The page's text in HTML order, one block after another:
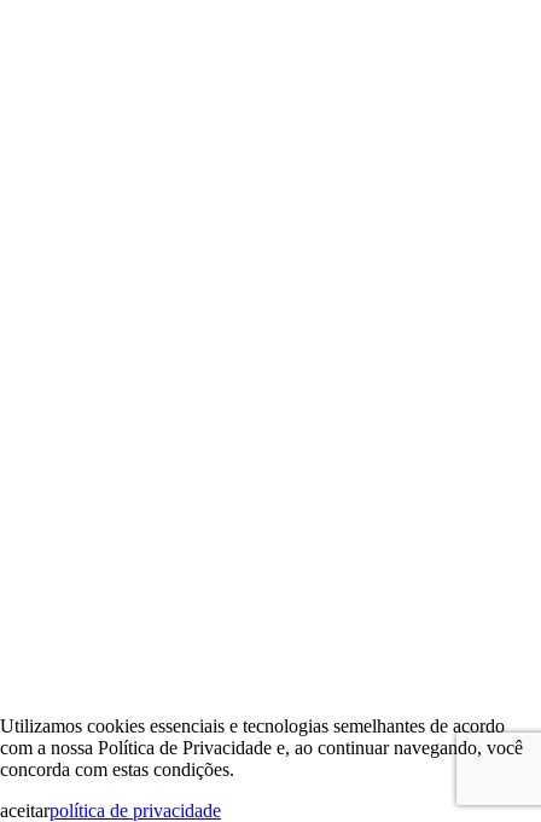
Utilizamos cookies essenciais e tecnologias semelhantes de acordo
com a nossa Política de Privacidade e, ao continuar navegando, você
concorda com estas condições.
aceitarpolítica de privacidade